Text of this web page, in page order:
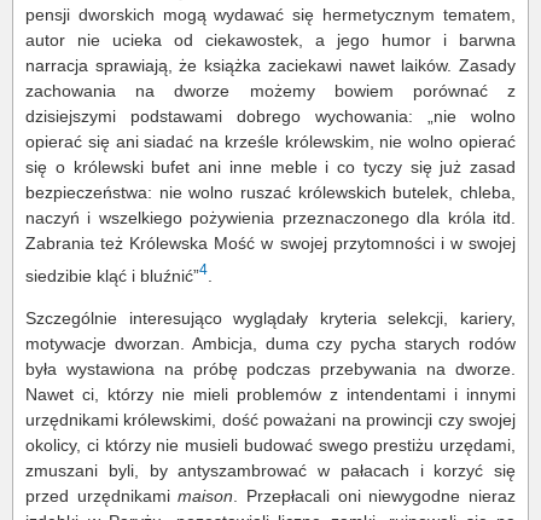
pensji dworskich mogą wydawać się hermetycznym tematem,
autor nie ucieka od ciekawostek, a jego humor i barwna
narracja sprawiają, że książka zaciekawi nawet laików. Zasady
zachowania na dworze możemy bowiem porównać z
dzisiejszymi podstawami dobrego wychowania: „nie wolno
opierać się ani siadać na krześle królewskim, nie wolno opierać
się o królewski bufet ani inne meble i co tyczy się już zasad
bezpieczeństwa: nie wolno ruszać królewskich butelek, chleba,
naczyń i wszelkiego pożywienia przeznaczonego dla króla itd.
Zabrania też Królewska Mość w swojej przytomności i w swojej
siedzibie kląć i bluźnić”4
Szczególnie interesująco wyglądały kryteria selekcji, kariery,
motywacje dworzan. Ambicja, duma czy pycha starych rodów
była wystawiona na próbę podczas przebywania na dworze.
Nawet ci, którzy nie mieli problemów z intendentami i innymi
urzędnikami królewskimi, dość poważani na prowincji czy swojej
okolicy, ci którzy nie musieli budować swego prestiżu urzędami,
zmuszani byli, by antyszambrować w pałacach i korzyć się
przed urzędnikamimaison . Przepłacali oni niewygodne nieraz